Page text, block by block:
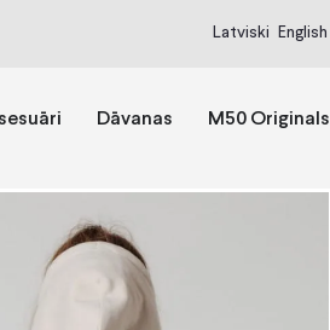
Latviski English
Dāvanas M50 Originals